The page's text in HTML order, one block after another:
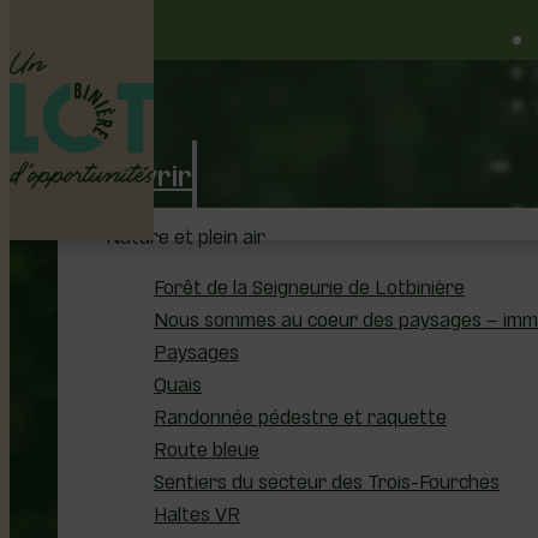
Découvrir
Nature et plein air
Forêt de la Seigneurie de Lotbinière
Nous sommes au coeur des paysages –
Paysages
Quais
Randonnée pédestre et raquette
Route bleue
Sentiers du secteur des Trois-Fourches
Haltes VR